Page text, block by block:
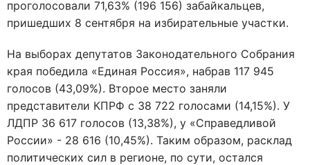
проголосовали 71,63% (196 156) забайкальцев,
пришедших 8 сентября на избирательные участки.
На выборах депутатов Законодательного Собрания
края победила «Единая Россия», набрав 117 945
голосов (43,09%). Второе место заняли
представители КПРФ с 38 722 голосами (14,15%). У
ЛДПР 36 617 голосов (13,38%), у «Справедливой
России» - 28 616 (10,45%). Таким образом, расклад
политических сил в регионе, по сути, остался